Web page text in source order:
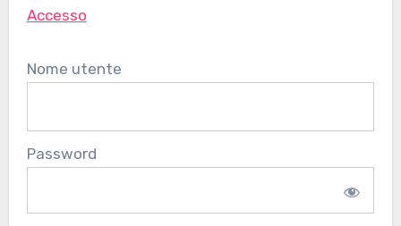
Accesso
Nome utente
Password